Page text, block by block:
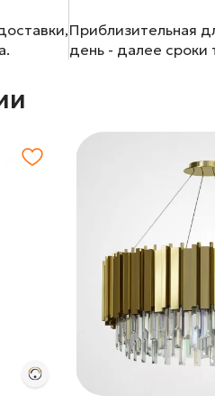
Приблизительная
день - далее сроки